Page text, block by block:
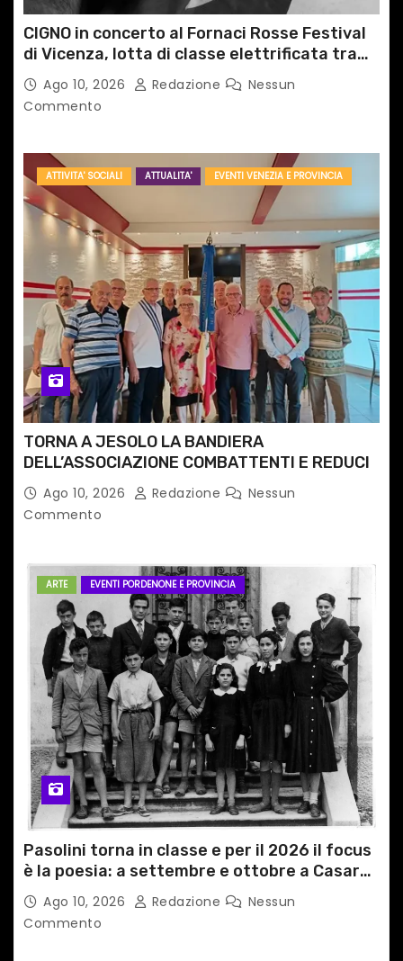
l
i
CIGNO in concerto al Fornaci Rosse Festival
di Vicenza, lotta di classe elettrificata tra
sacro e profano
Ago 10, 2026 Redazione
Nessun
Commento
ATTIVITA' SOCIALI ATTUALITA' EVENTI VENEZIA E PROVINCIA
TORNA A JESOLO LA BANDIERA
DELL’ASSOCIAZIONE COMBATTENTI E REDUCI
Ago 10, 2026 Redazione
Nessun
Commento
ARTE EVENTI PORDENONE E PROVINCIA
Pasolini torna in classe e per il 2026 il focus
è la poesia: a settembre e ottobre a Casarsa
(Pn) l’originale percorso per docenti delle
scuole medie e superiori
Ago 10, 2026 Redazione
Nessun
Commento